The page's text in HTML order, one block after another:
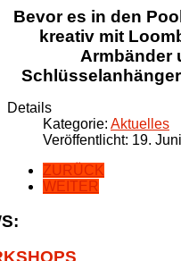
Bevor es in den
kreativ mit
Armbänder
Details
Kategorie: Aktuelles
Veröffentlicht: 19.
ZURÜCK
WEITER